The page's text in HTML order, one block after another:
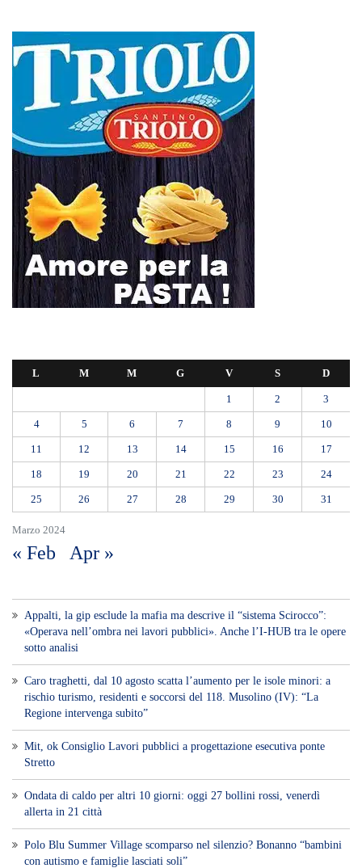
Marzo 2024
L M M G V S D
1 2 3
4 5 6 7 8 9 10
11 12 13 14 15 16 17
18 19 20 21 22 23 24
25 26 27 28 29 30 31
« Feb Apr »
Appalti, la gip esclude la mafia ma descrive il “sistema Scirocco”:
«Operava nell’ombra nei lavori pubblici». Anche l’I-HUB tra le opere
sotto analisi
Caro traghetti, dal 10 agosto scatta l’aumento per le isole minori: a
rischio turismo, residenti e soccorsi del 118. Musolino (IV): “La
Regione intervenga subito”
Mit, ok Consiglio Lavori pubblici a progettazione esecutiva ponte
Stretto
Ondata di caldo per altri 10 giorni: oggi 27 bollini rossi, venerdì
allerta in 21 città
Polo Blu Summer Village scomparso nel silenzio? Bonanno “bambini
con autismo e famiglie lasciati soli”